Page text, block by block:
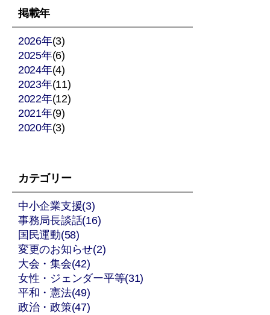
稿
の
ペ
ー
ジ
送
掲載年
2026年(3)
2025年(6)
2024年(4)
2023年(11)
2022年(12)
2021年(9)
2020年(3)
カテゴリー
中小企業支援(3)
事務局長談話(16)
国民運動(58)
変更のお知らせ(2)
大会・集会(42)
女性・ジェンダー平等(31)
平和・憲法(49)
政治・政策(47)